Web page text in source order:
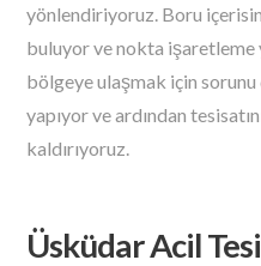
yönlendiriyoruz. Boru
buluyor ve nokta işaretleme
bölgeye ulaşmak için sorunu
yapıyor ve ardından
kaldırıyoruz.
Üsküdar Acil